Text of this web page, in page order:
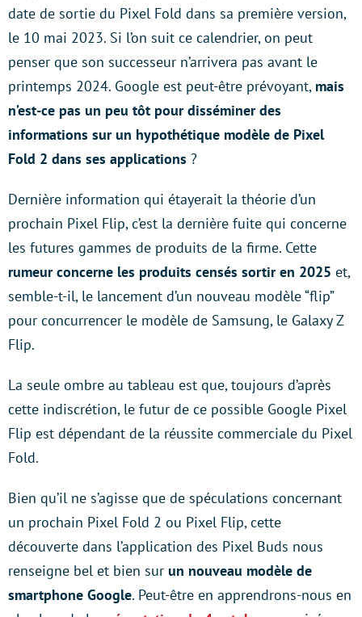
date de sortie du Pixel Fold dans sa première version,
le 10 mai 2023. Si l’on suit ce calendrier, on peut
penser que son successeur n’arrivera pas avant le
printemps 2024. Google est peut-être prévoyant, mais
n’est-ce pas un peu tôt pour disséminer des
informations sur un hypothétique modèle de Pixel
Fold 2 dans ses applications ?
Dernière information qui étayerait la théorie d’un
prochain Pixel Flip, c’est la dernière fuite qui concerne
les futures gammes de produits de la firme. Cette
rumeur concerne les produits censés sortir en 2025 et,
semble-t-il, le lancement d’un nouveau modèle “flip”
pour concurrencer le modèle de Samsung, le Galaxy Z
Flip.
La seule ombre au tableau est que, toujours d’après
cette indiscrétion, le futur de ce possible Google Pixel
Flip est dépendant de la réussite commerciale du Pixel
Fold.
Bien qu’il ne s’agisse que de spéculations concernant
un prochain Pixel Fold 2 ou Pixel Flip, cette
découverte dans l’application des Pixel Buds nous
renseigne bel et bien sur un nouveau modèle de
smartphone Google. Peut-être en apprendrons-nous en